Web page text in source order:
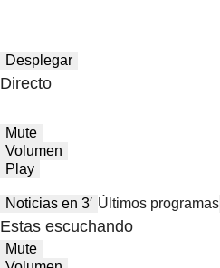
Desplegar
Directo
Mute
Volumen
Play
Noticias en 3′ Últimos programas
Estas escuchando
Mute